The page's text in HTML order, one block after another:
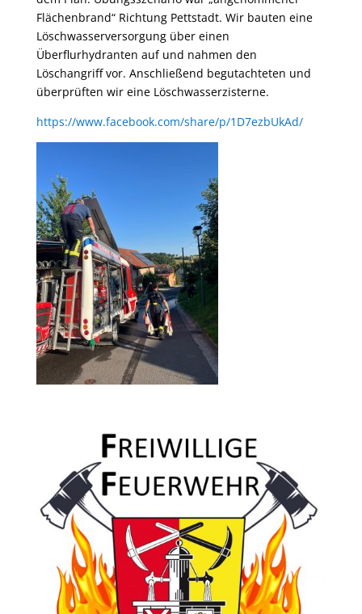
Flächenbrand“ Richtung Pettstadt. Wir bauten eine
Löschwasserversorgung über einen
Überflurhydranten auf und nahmen den
Löschangriff vor. Anschließend begutachteten und
überprüften wir eine Löschwasserzisterne.
https://www.facebook.com/share/p/1D7ezbUkAd/